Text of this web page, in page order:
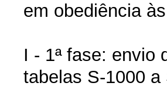
em obediência
I - 1ª fase: envio
tabelas S-1000